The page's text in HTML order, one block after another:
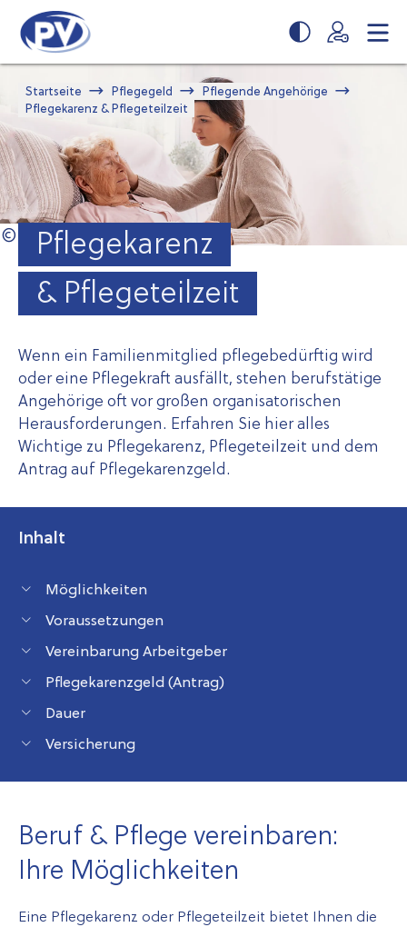
Seiteninhalt
springen
Navigation
springen
Startseite Pflegegeld
Pflegende Angehörige
Pflegekarenz & Pflegeteilzeit
Pflege­karenz
& Pflege­teilzeit
Wenn ein Familienmitglied pflegebedürftig wird
oder eine Pflegekraft ausfällt, stehen berufstätige
Angehörige oft vor großen organisatorischen
Herausforderungen. Erfahren Sie hier alles
Wichtige zu Pflegekarenz, Pflegeteilzeit und dem
Antrag auf Pflegekarenzgeld.
Inhalt
Möglichkeiten
Voraussetzungen
Verein­barung Arbeitgeber
Pflegekarenzgeld (Antrag)
Dauer
Versicherung
Beruf & Pflege verein­baren:
Ihre Möglichkeiten
Eine Pflegekarenz oder Pflegeteilzeit bietet Ihnen die